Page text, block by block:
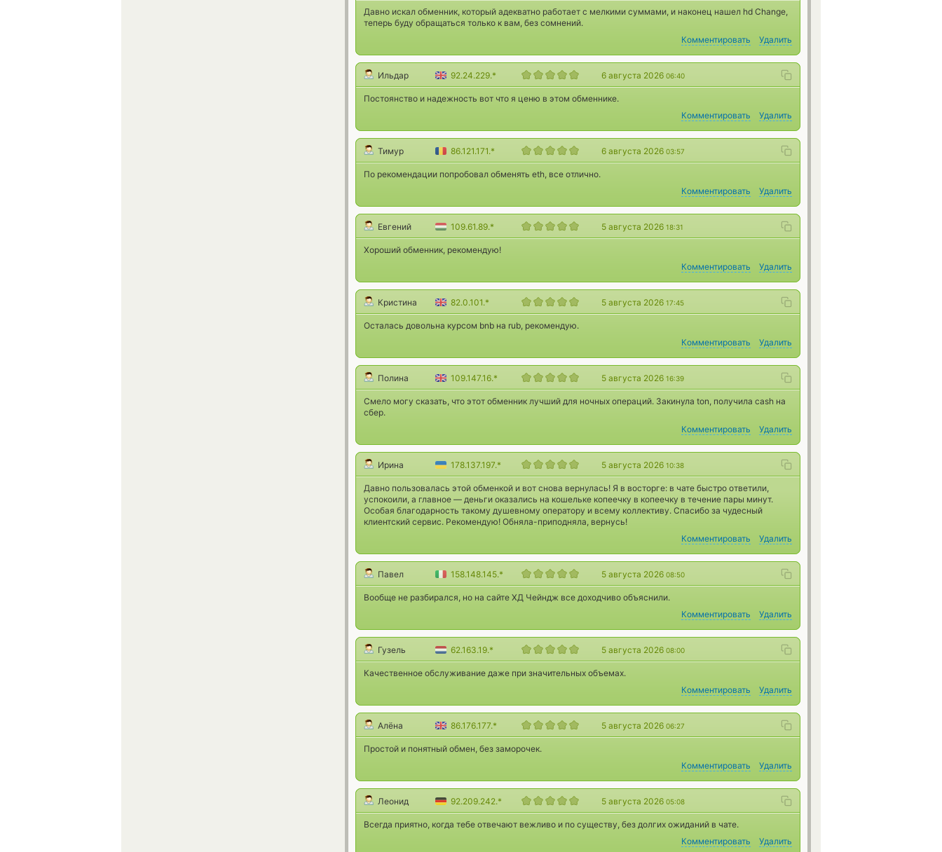
Давно искал обменник, который адекватно работает с мелкими суммами, и наконец нашел hd Change,
теперь буду обращаться только к вам, без сомнений.
Комментировать
Удалить
Ильдар 92.24.229.* 6 августа 2026 06:40
Постоянство и надежность вот что я ценю в этом обменнике.
Комментировать
Удалить
Тимур 86.121.171.* 6 августа 2026 03:57
По рекомендации попробовал обменять eth, все отлично.
Комментировать
Удалить
Евгений 109.61.89.* 5 августа 2026 18:31
Хороший обменник, рекомендую!
Комментировать
Удалить
Кристина 82.0.101.* 5 августа 2026 17:45
Осталась довольна курсом bnb на rub, рекомендую.
Комментировать
Удалить
Полина 109.147.16.* 5 августа 2026 16:39
Смело могу сказать, что этот обменник лучший для ночных операций. Закинула ton, получила cash на
сбер.
Комментировать
Удалить
Ирина 178.137.197.* 5 августа 2026 10:38
Давно пользовалась этой обменкой и вот снова вернулась! Я в восторге: в чате быстро ответили,
успокоили, а главное — деньги оказались на кошельке копеечку в копеечку в течение пары минут.
Особая благодарность такому душевному оператору и всему коллективу. Спасибо за чудесный
клиентский сервис. Рекомендую! Обняла-приподняла, вернусь!
Комментировать
Удалить
Павел 158.148.145.* 5 августа 2026 08:50
Вообще не разбирался, но на сайте ХД Чейндж все доходчиво объяснили.
Комментировать
Удалить
Гузель 62.163.19.* 5 августа 2026 08:00
Качественное обслуживание даже при значительных объемах.
Комментировать
Удалить
Алёна 86.176.177.* 5 августа 2026 06:27
Простой и понятный обмен, без заморочек.
Комментировать
Удалить
Леонид 92.209.242.* 5 августа 2026 05:08
Всегда приятно, когда тебе отвечают вежливо и по существу, без долгих ожиданий в чате.
Комментировать
Удалить